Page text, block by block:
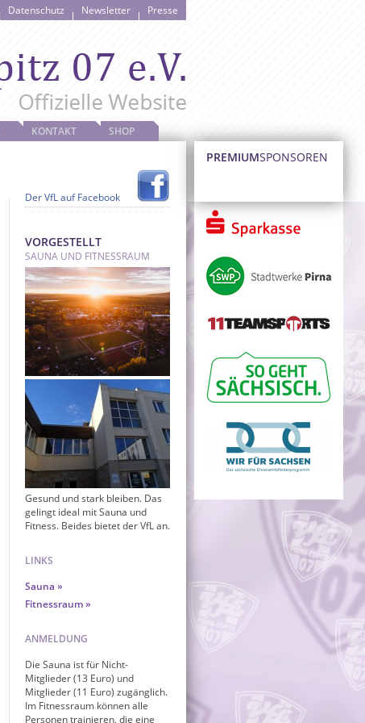
Datenschutz Newsletter Presse
KONTAKT SHOP
Der VfL auf Facebook
PREMIUMSPONSOREN
VORGESTELLT
SAUNA UND FITNESSRAUM
Gesund und stark bleiben. Das
gelingt ideal mit Sauna und
Fitness. Beides bietet der VfL an.
LINKS
Sauna
Fitnessraum
ANMELDUNG
Die Sauna ist für Nicht-
Mitglieder (13 Euro) und
Mitglieder (11 Euro) zugänglich.
Im Fitnessraum können alle
Personen trainieren, die eine